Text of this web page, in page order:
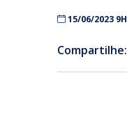
15/06/2023
Compartilhe: